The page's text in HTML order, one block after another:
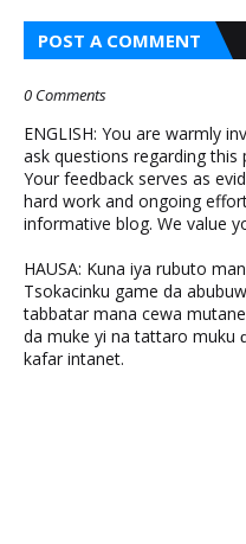
POST A COMMENT
0 Comments
ENGLISH: You are warmly
ask questions regarding
Your feedback serves as
hard work and ongoing
informative blog. We value
HAUSA: Kuna iya rubuto
Tsokacinku game da
tabbatar mana cewa
da muke yi na tattaro muku
kafar intanet.